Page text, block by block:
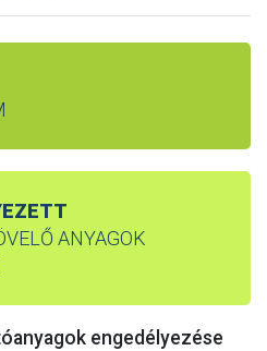
ANYAGOK
engedélyezése